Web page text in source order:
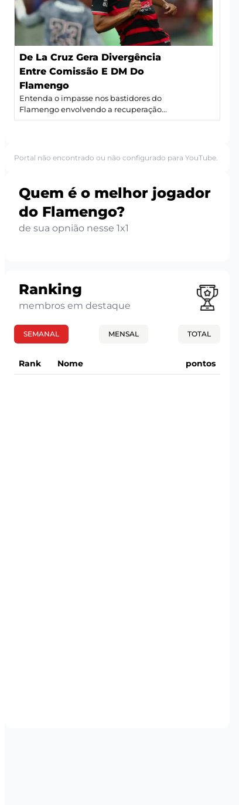
De La Cruz Gera Divergência
Entre Comissão E DM Do
Flamengo
Entenda o impasse nos bastidores do
Flamengo envolvendo a recuperação...
Portal não encontrado ou não configurado para YouTube.
Quem é o melhor jogador
do Flamengo?
de sua opnião nesse 1x1
Ranking
membros em destaque
SEMANAL MENSAL TOTAL
Rank Nome pontos